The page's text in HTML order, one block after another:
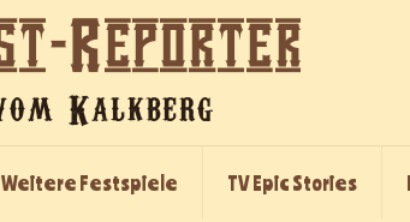
Weitere Festspiele TV Epic Stories